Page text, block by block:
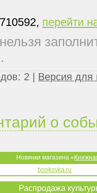
перейти
2 | Версия для
о
Новинки магазина «
bookovka.ru
Распродажа